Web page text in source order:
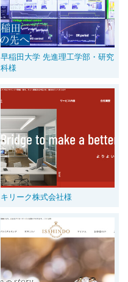
早稲田大学 先進理工学部・研究
科様
キリーク株式会社様